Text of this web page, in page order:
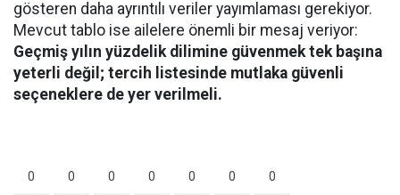
gösteren daha ayrıntılı veriler yayımlaması gerekiyor.
Mevcut tablo ise ailelere önemli bir mesaj veriyor:
Geçmiş yılın yüzdelik dilimine güvenmek tek başına
yeterli değil; tercih listesinde mutlaka güvenli
seçeneklere de yer verilmeli.
0 0 0 0 0 0 0